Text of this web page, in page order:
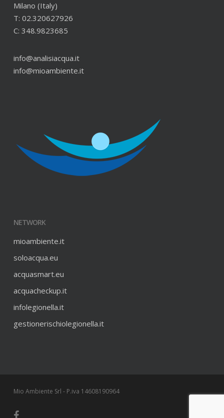
Milano (Italy)
T: 02.320627926
C: 348.9823685
info@analisiacqua.it
info@mioambiente.it
NETWORK
mioambiente.it
soloacqua.eu
acquasmart.eu
acquacheckup.it
infolegionella.it
gestionerischiolegionella.it
Mio Ambiente Srl - P.iva 14608190964
facebook